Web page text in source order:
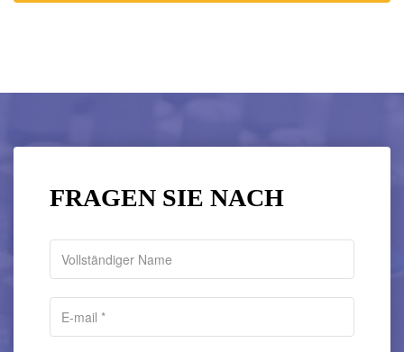
FRAGEN SIE NACH